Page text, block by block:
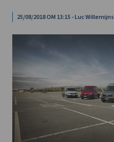
25/08/2018 OM 13:15 - Luc Willemijns